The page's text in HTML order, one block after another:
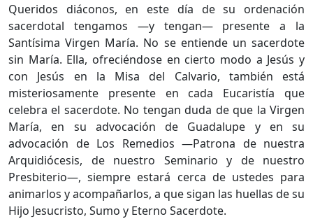
Queridos diáconos, en este día de su ordenación
sacerdotal tengamos —y tengan— presente a la
Santísima Virgen María. No se entiende un sacerdote
sin María. Ella, ofreciéndose en cierto modo a Jesús y
con Jesús en la Misa del Calvario, también está
misteriosamente presente en cada Eucaristía que
celebra el sacerdote. No tengan duda de que la Virgen
María, en su advocación de Guadalupe y en su
advocación de Los Remedios —Patrona de nuestra
Arquidiócesis, de nuestro Seminario y de nuestro
Presbiterio—, siempre estará cerca de ustedes para
animarlos y acompañarlos, a que sigan las huellas de su
Hijo Jesucristo, Sumo y Eterno Sacerdote.